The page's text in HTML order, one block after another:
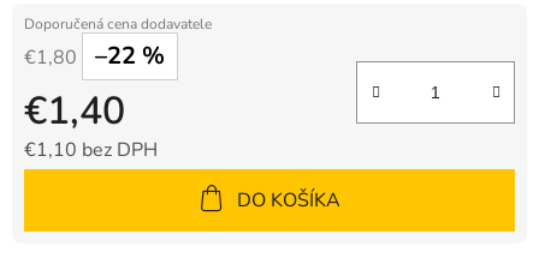
€1,80 –22 %
€1,40
€1,10 bez DPH
DO KOŠÍKA